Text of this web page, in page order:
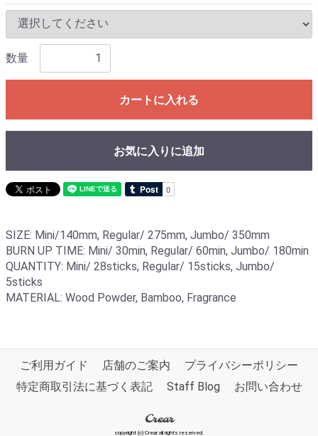
数量
カートに入れる
お気に入りに追加
SIZE: Mini/140mm, Regular/ 275mm, Jumbo/ 350mm
BURN UP TIME: Mini/ 30min, Regular/ 60min, Jumbo/ 180min
QUANTITY: Mini/ 28sticks, Regular/ 15sticks, Jumbo/
5sticks
MATERIAL: Wood Powder, Bamboo, Fragrance
ご利用ガイド 店舗のご案内
プライバシーポリシー
特定商取引法に基づく表記
Staff Blog お問い合わせ
Crear
copyright (c) Crear all rights reserved.